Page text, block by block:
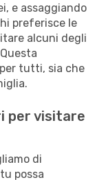
e assaggiando
preferisce le
alcuni degli
tutti, sia che
per visitare
di
possa